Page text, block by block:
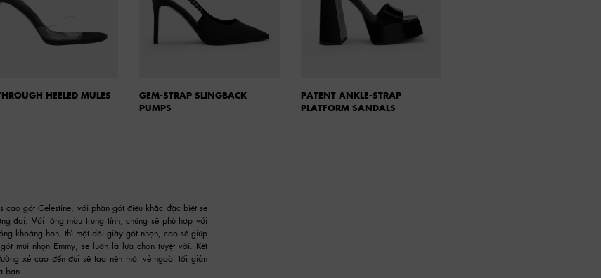
HEELED MULES
GEM-STRAP SLINGBACK
PUMPS
PATENT ANKLE-STRAP
PLATFORM SANDALS
cao gót Celestine, với phần gót điêu khắc đặc biệt sẽ
đại. Với tông màu trung tính, chúng sẽ phù hợp với
khoáng hơn, thì một đôi giày gót nhọn, cao sẽ giúp
mũi nhọn Emmy, sẽ luôn là lựa chọn tuyệt vời. Kết
xẻ cao đến đùi sẽ tạo nên một vẻ ngoài tối giản
bạn.